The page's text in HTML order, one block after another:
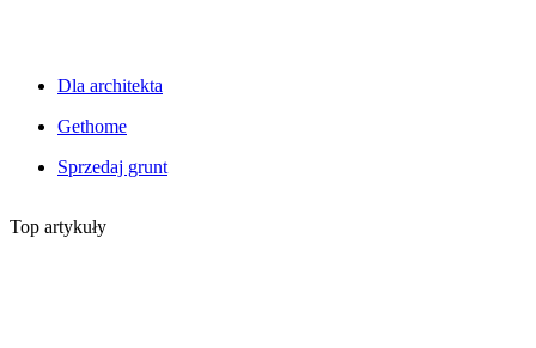
Dla architekta
Gethome
Sprzedaj grunt
Top artykuły